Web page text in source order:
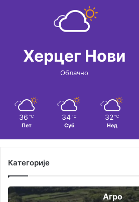
Херцег Нови
Облачно
36 ℃
Пет
34 ℃
Суб
32 ℃
Нед
Категорије
Агро